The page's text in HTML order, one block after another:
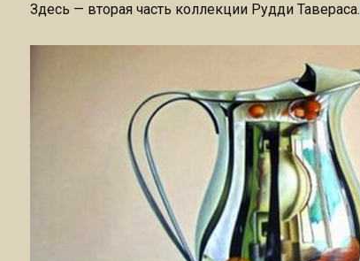
Здесь — вторая часть коллекции Рудди Тавераса.